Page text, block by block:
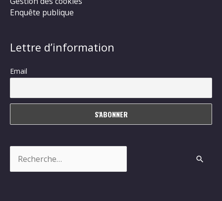
Enquête publique
Lettre d’information
Email